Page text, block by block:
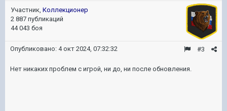
Участник, Коллекционер
2 887 публикаций
44 043 боя
#3
Опубликовано: 4 окт 2024, 07:32:32
Нет никаких проблем с игрой, ни до, ни после обновления.